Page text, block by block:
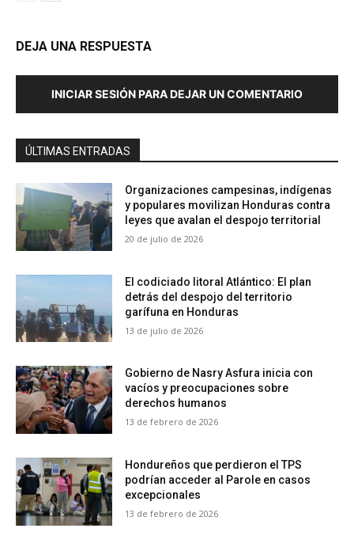
DEJA UNA RESPUESTA
INICIAR SESIÓN PARA DEJAR UN COMENTARIO
ÚLTIMAS ENTRADAS
Organizaciones campesinas, indígenas
y populares movilizan Honduras contra
leyes que avalan el despojo territorial
20 de julio de 2026
El codiciado litoral Atlántico: El plan
detrás del despojo del territorio
garífuna en Honduras
13 de julio de 2026
Gobierno de Nasry Asfura inicia con
vacíos y preocupaciones sobre
derechos humanos
13 de febrero de 2026
Hondureños que perdieron el TPS
podrían acceder al Parole en casos
excepcionales
13 de febrero de 2026